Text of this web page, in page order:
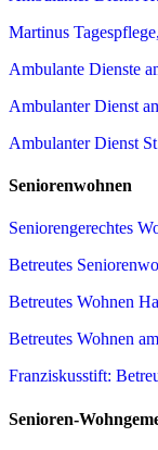
Martinus
Ambulante Dienste
Ambulanter Dienst
Ambulanter Dienst
Seniorenwohnen
Seniorengerechtes
Betreutes
Betreutes Wohnen
Betreutes Wohnen
Franziskusstift:
Senioren-